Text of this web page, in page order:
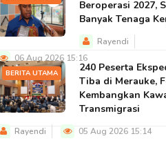
Beroperasi 2027,
Banyak Tenaga
Rayendi
06 Aug 2026 15:16
BERITA UTAMA
240 Peserta
Tiba di Merauke,
Kembangkan
Transmigrasi
Rayendi 05 Aug 2026 15:14